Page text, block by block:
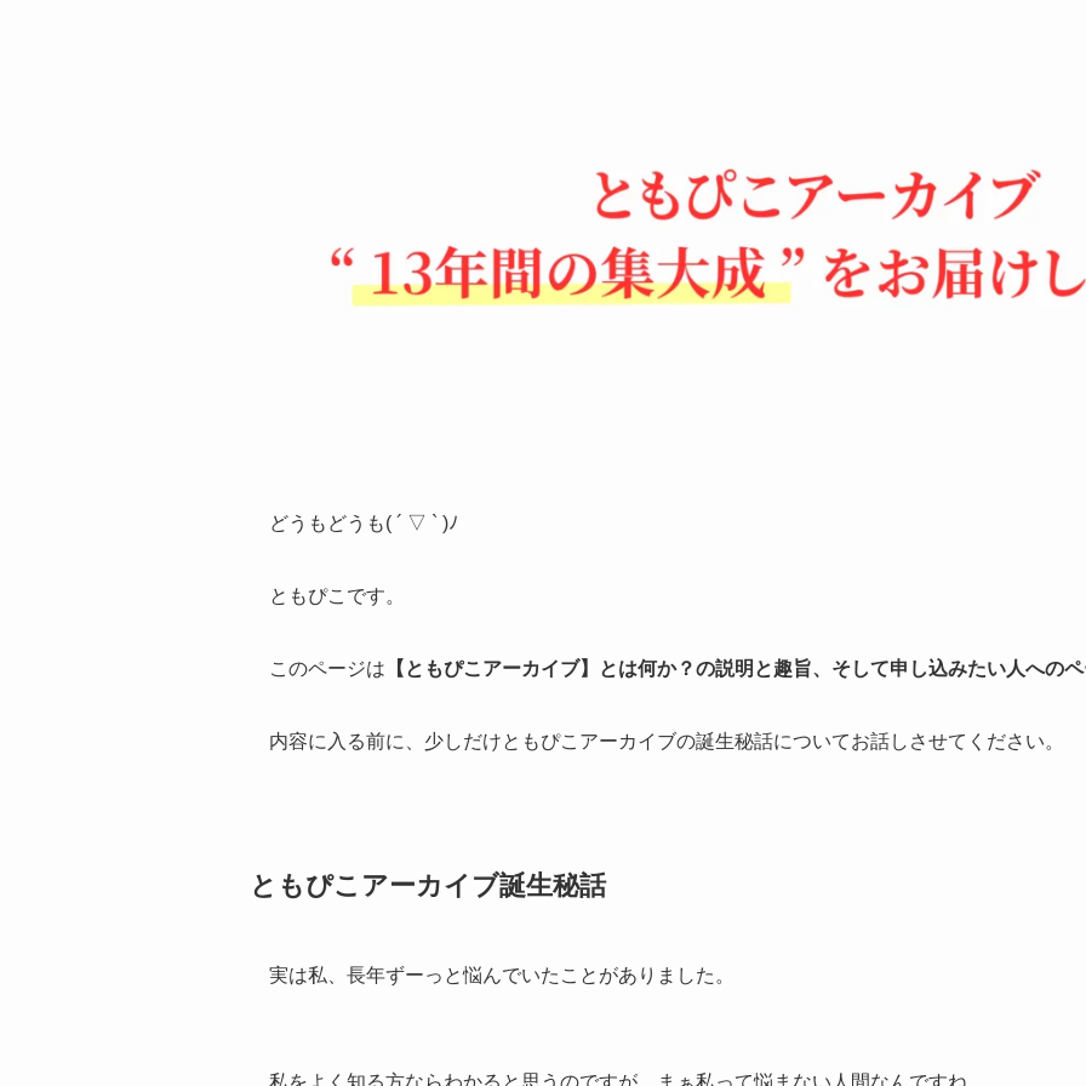
どうもどうも( ´ ▽ ` )ﾉ
ともぴこです。
このページは 【ともぴこアーカイブ】とは何か？の説明と趣旨、そして申し込みたい人への
内容に入る前に、少しだけともぴこアーカイブの誕生秘話についてお話しさせてください。
ともぴこアーカイブ誕生秘話
実は私、長年ずーっと悩んでいたことがありました。